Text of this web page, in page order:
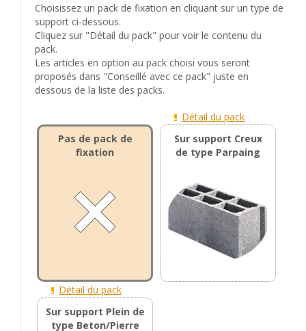
Choisissez un pack de fixation en cliquant sur un type de
support ci-dessous.
Cliquez sur "Détail du pack" pour voir le contenu du
pack.
Les articles en option au pack choisi vous seront
proposés dans "Conseillé avec ce pack" juste en
dessous de la liste des packs.
Pas de pack de
fixation
Détail du pack
Sur support Creux
de type Parpaing
Détail du pack
Sur support Plein de
type Beton/Pierre